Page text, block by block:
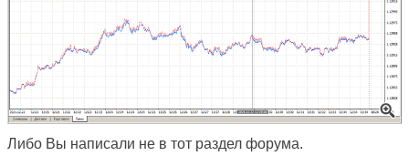
Либо Вы написали не в тот раздел форума.